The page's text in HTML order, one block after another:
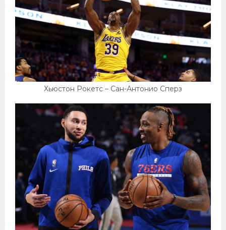
Хьюстон Рокетс – Сан-Антонио Сперз